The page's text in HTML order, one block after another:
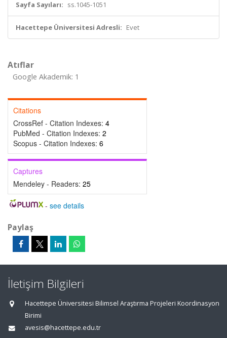
Sayfa Sayıları: ss.1045-1051
Hacettepe Üniversitesi Adresli: Evet
Atıflar
Google Akademik: 1
Citations
CrossRef - Citation Indexes: 4
PubMed - Citation Indexes: 2
Scopus - Citation Indexes: 6
Captures
Mendeley - Readers: 25
- see details
Paylaş
İletişim Bilgileri
Hacettepe Üniversitesi Bilimsel Araştırma Projeleri Koordinasyon
Birimi
avesis@hacettepe.edu.tr